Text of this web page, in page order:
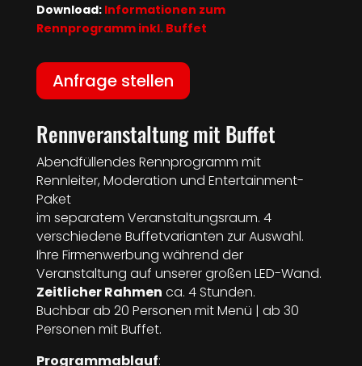
Download: Informationen zum
Rennprogramm inkl. Buffet
Anfrage stellen
Rennveranstaltung mit Buffet
Abendfüllendes Rennprogramm mit
Rennleiter, Moderation und Entertainment-
Paket
im separatem Veranstaltungsraum. 4
verschiedene Buffetvarianten zur Auswahl.
Ihre Firmenwerbung während der
Veranstaltung auf unserer großen LED-Wand.
Zeitlicher Rahmen ca. 4 Stunden.
Buchbar ab 20 Personen mit Menü | ab 30
Personen mit Buffet.
Programmablauf: